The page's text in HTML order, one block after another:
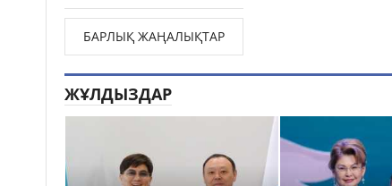
БАРЛЫҚ ЖАҢАЛЫҚТАР
ЖҰЛДЫЗДАР